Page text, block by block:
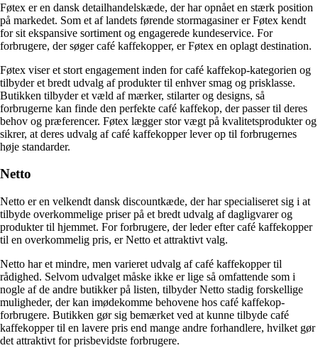
Føtex er en dansk detailhandelskæde, der har opnået en stærk position
på markedet. Som et af landets førende stormagasiner er Føtex kendt
for sit ekspansive sortiment og engagerede kundeservice. For
forbrugere, der søger café kaffekopper, er Føtex en oplagt destination.
Føtex viser et stort engagement inden for café kaffekop-kategorien og
tilbyder et bredt udvalg af produkter til enhver smag og prisklasse.
Butikken tilbyder et væld af mærker, stilarter og designs, så
forbrugerne kan finde den perfekte café kaffekop, der passer til deres
behov og præferencer. Føtex lægger stor vægt på kvalitetsprodukter og
sikrer, at deres udvalg af café kaffekopper lever op til forbrugernes
høje standarder.
Netto
Netto er en velkendt dansk discountkæde, der har specialiseret sig i at
tilbyde overkommelige priser på et bredt udvalg af dagligvarer og
produkter til hjemmet. For forbrugere, der leder efter café kaffekopper
til en overkommelig pris, er Netto et attraktivt valg.
Netto har et mindre, men varieret udvalg af café kaffekopper til
rådighed. Selvom udvalget måske ikke er lige så omfattende som i
nogle af de andre butikker på listen, tilbyder Netto stadig forskellige
muligheder, der kan imødekomme behovene hos café kaffekop-
forbrugere. Butikken gør sig bemærket ved at kunne tilbyde café
kaffekopper til en lavere pris end mange andre forhandlere, hvilket gør
det attraktivt for prisbevidste forbrugere.